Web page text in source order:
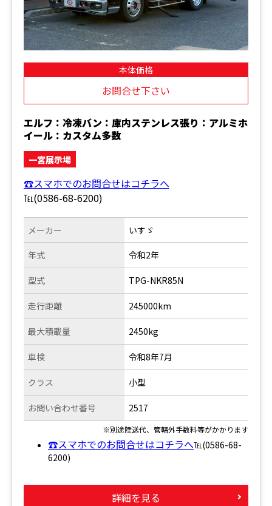
本体価格
お問合せ下さい
エルフ：冷凍バン：庫内ステンレス張り：アルミホ
イール：カスタム多数
一宮展示場
☎スマホでのお問合せはコチラへ
℡(0586-68-6200)
メーカー
年式
型式
走行距離
いすゞ
令和2年
TPG-NKR85N
245000km
最大積載量
車検
クラス
お問い合わせ番号
2450kg
令和8年7月
小型
2517
※別途陸送代、管轄外手数料等がかかります
☎スマホでのお問合せはコチラへ℡(0586-68-
6200)
詳細を見る